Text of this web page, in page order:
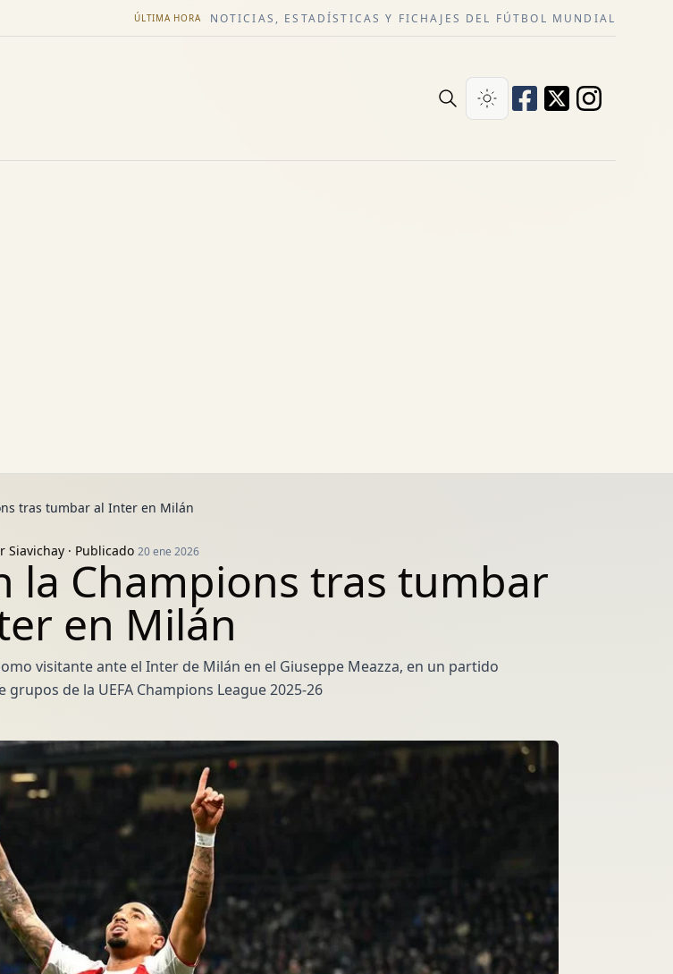
ÚLTIMA HORA NOTICIAS, ESTADÍSTICAS Y FICHAJES DEL FÚTBOL MUNDIAL
tras tumbar al Inter en Milán
Siavichay · Publicado 20 ene 2026
la Champions tras tumbar
en Milán
visitante ante el Inter de Milán en el Giuseppe Meazza, en un partido
de la UEFA Champions League 2025-26